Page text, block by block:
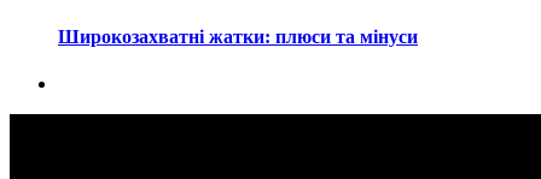
Широкозахватні жатки: плюси та мінуси